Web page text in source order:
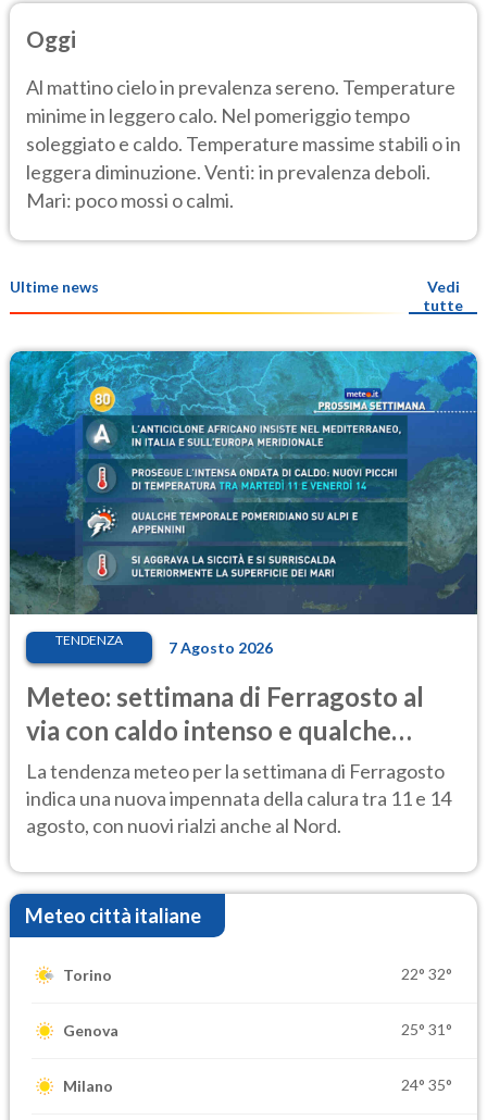
Oggi
Al mattino cielo in prevalenza sereno. Temperature
minime in leggero calo. Nel pomeriggio tempo
soleggiato e caldo. Temperature massime stabili o in
leggera diminuzione. Venti: in prevalenza deboli.
Mari: poco mossi o calmi.
Ultime news
Vedi
tutte
TENDENZA 7 Agosto 2026
Meteo: settimana di Ferragosto al
via con caldo intenso e qualche
temporale
La tendenza meteo per la settimana di Ferragosto
indica una nuova impennata della calura tra 11 e 14
agosto, con nuovi rialzi anche al Nord.
Meteo città italiane
Torino 22° 32°
Genova 25° 31°
Milano 24° 35°